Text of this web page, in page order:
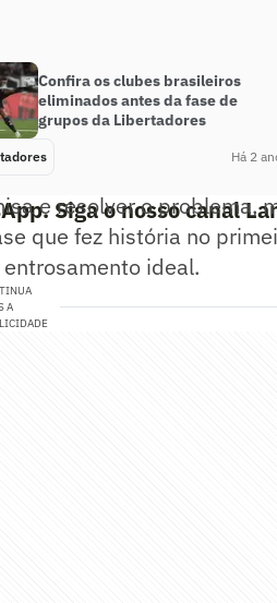
Confira os clubes brasileiros
eliminados antes da fase de
grupos da Libertadores
Há 2
Siga o nosso canal
e resolver o problema,
que fez história no
ideal.
A